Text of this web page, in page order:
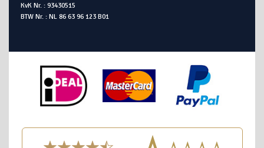
KvK Nr. : 93430515
BTW Nr. : NL 86 63 96 123 B01